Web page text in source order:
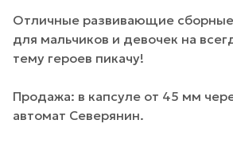
Отличные развивающие
для мальчиков и девочек на
тему героев пикачу!
Продажа: в капсуле от 45 мм
автомат Северянин.